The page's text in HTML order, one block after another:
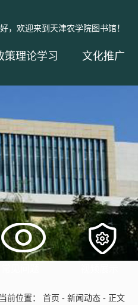
，欢迎来到天津农学院图书馆！
策理论学习 文化推广
当前位置： 首页 - 新闻动态 - 正文